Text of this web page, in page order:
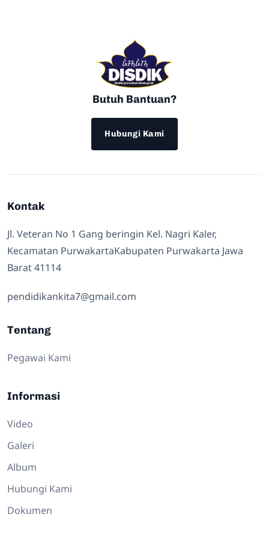
Butuh Bantuan?
Hubungi Kami
Kontak
Jl. Veteran No 1 Gang beringin Kel. Nagri Kaler,
Kecamatan PurwakartaKabupaten Purwakarta Jawa
Barat 41114
pendidikankita7@gmail.com
Tentang
Pegawai Kami
Informasi
Video
Galeri
Album
Hubungi Kami
Dokumen